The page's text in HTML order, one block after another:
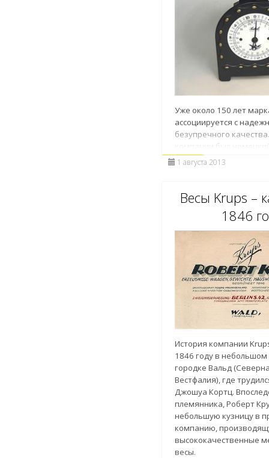
Уже около 150 лет
ассоциируется с
безупречного
компании был
Вильгельм Зёле,
осваивать тонкости
1 августа 2013
Весы Krups –
1846
История компании
1846 году в
городке Вальд
Вестфалия), где
Джошуа Кортц.
племянника, Роберт
небольшую кузницу в
компанию,
высококачественные
весы.